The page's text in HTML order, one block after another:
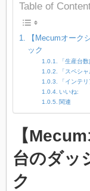
Table of
【Mecumオーク
ック
「生産台
「スペシ
「インテ
いいね:
関連
【
台のダッ
ク